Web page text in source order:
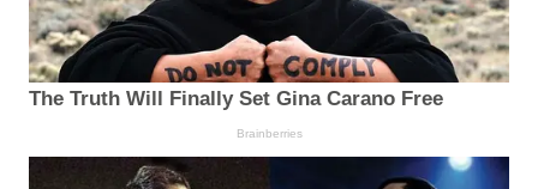
The Truth Will Finally Set Gina Carano Free
Brainberries